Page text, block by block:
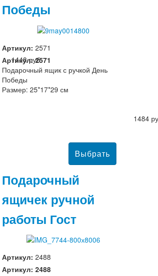
1448 руб
Победы
Артикул: 2571
Артикул: 2571
Подарочный ящик с ручкой День
Победы
Размер: 25*17*29 см
1484
Подарочный
ящичек ручной
работы Гост
Артикул: 2488
Артикул: 2488